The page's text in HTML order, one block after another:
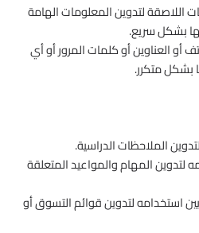
اللاصقة لتدوين المعلومات الهامة
بشكل سريع.
أو العناوين أو كلمات المرور أو أي
بشكل متكرر.
الملاحظات الدراسية.
المهام والمواعيد المتعلقة
استخدامه لتدوين قوائم التسوق أو